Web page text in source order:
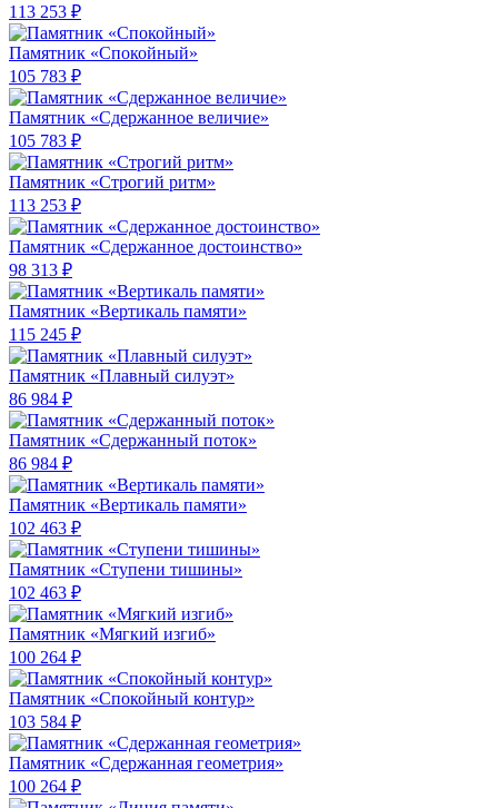
113 253 ₽
Памятник «Спокойный»
105 783 ₽
Памятник «Сдержанное величие»
105 783 ₽
Памятник «Строгий ритм»
113 253 ₽
Памятник «Сдержанное достоинство»
98 313 ₽
Памятник «Вертикаль памяти»
115 245 ₽
Памятник «Плавный силуэт»
86 984 ₽
Памятник «Сдержанный поток»
86 984 ₽
Памятник «Вертикаль памяти»
102 463 ₽
Памятник «Ступени тишины»
102 463 ₽
Памятник «Мягкий изгиб»
100 264 ₽
Памятник «Спокойный контур»
103 584 ₽
Памятник «Сдержанная геометрия»
100 264 ₽